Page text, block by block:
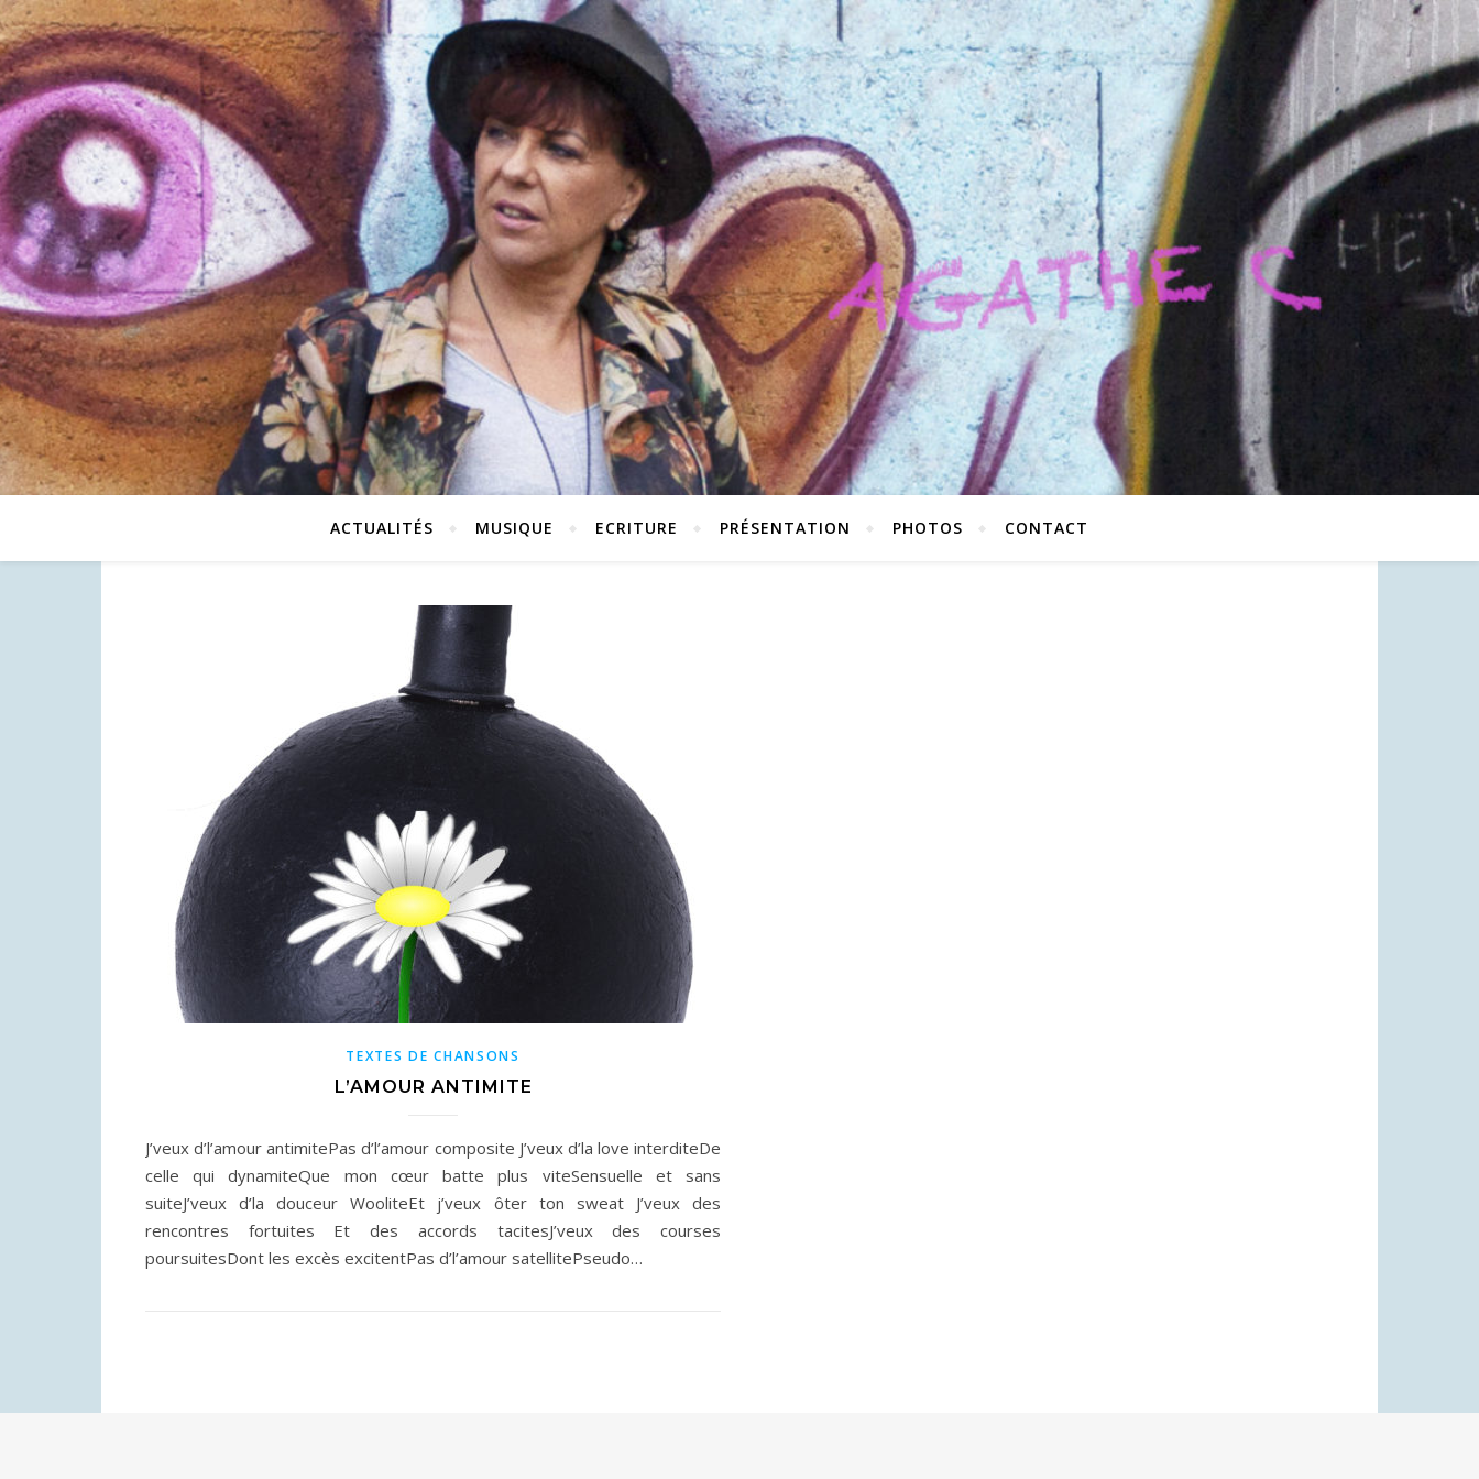
ACTUALITÉS MUSIQUE ECRITURE PRÉSENTATION PHOTOS CONTACT
TEXTES DE CHANSONS
L’AMOUR ANTIMITE
J’veux d’l’amour antimitePas d’l’amour composite J’veux d’la love interditeDe
celle qui dynamiteQue mon cœur batte plus viteSensuelle et sans
suiteJ’veux d’la douceur WooliteEt j’veux ôter ton sweat J’veux des
rencontres fortuites Et des accords tacitesJ’veux des courses
poursuitesDont les excès excitentPas d’l’amour satellitePseudo…